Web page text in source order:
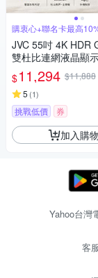
購衷心+聯名卡最高
JVC 55吋 4K HDR
雙杜比連網液晶顯
$11,294 $11,888
5 (1)
挑戰低價 券
加入購
Yahoo台灣
客